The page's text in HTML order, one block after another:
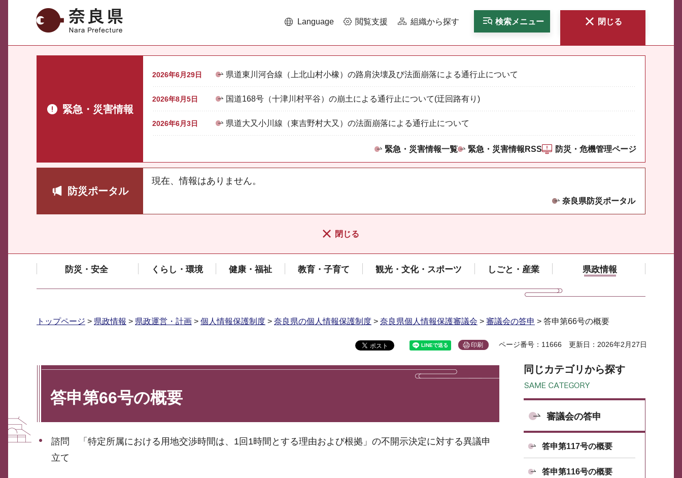
奈良県 Language 閲覧支援 組織から探す 検索メニュー 閉じる
緊急・災害情報
2026年6月29日 県道東川河合線（上北山村小橡）の路肩決壊及び法面崩落による通行止について
2026年8月5日 国道168号（十津川村平谷）の崩土による通行止について(迂回路有り)
2026年6月3日 県道大又小川線（東吉野村大又）の法面崩落による通行止について
緊急・災害情報一覧 緊急・災害情報RSS 防災・危機管理ページ
防災ポータル
現在、情報はありません。
奈良県防災ポータル
閉じる
防災・安全 くらし・環境 健康・福祉 教育・子育て 観光・文化・スポーツ しごと・産業 県政情報
トップページ > 県政情報 > 県政運営・計画 > 個人情報保護制度 > 奈良県の個人情報保護制度 > 奈良県個人情報保護審議会 > 審議会の答申 > 答申第66号の概要
印刷 ページ番号：11666 更新日：2026年2月27日
答申第66号の概要
諮問 「特定所属における用地交渉時間は、1回1時間とする理由および根拠」の不開示決定に対する異議申
立て
同じカテゴリから探す
審議会の答申
答申第117号の概要
答申第116号の概要